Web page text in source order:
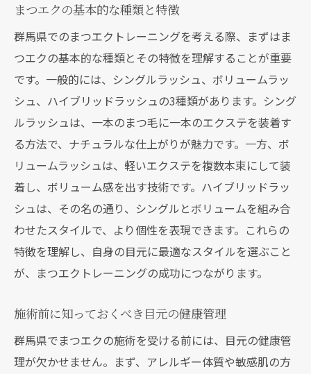
認定資格を持つトレーニング講師の重要性
トレーニング施設のカリキュラム内容の比
較
口コミや評判を基にした施設選びのコツ
最新技術やトレンドを取り入れた施設の探
し方
体験コースを利用して自分に合った施設を
見つける方法
サロン選びの鍵まつエクトレーニングにおける
施術者の技術力の重要性
技術力の高い施術者によるまつエクの違い
施術者の技術力とサービスのクオリティの
関連性
まつエクの基本的な種類と特徴
群馬県でのまつエクトレーニングを考える際、まずはま
つエクの基本的な種類とその特徴を理解することが重要
です。一般的には、シングルラッシュ、ボリュームラッ
シュ、ハイブリッドラッシュの3種類があります。シング
ルラッシュは、一本のまつ毛に一本のエクステを装着す
る方法で、ナチュラルな仕上がりが魅力です。一方、ボ
リュームラッシュは、軽いエクステを複数本束にして装
着し、ボリューム感を出す技術です。ハイブリッドラッ
シュは、その名の通り、シングルとボリュームを組み合
わせたスタイルで、より個性を表現できます。これらの
特徴を理解し、自身の目元に最適なスタイルを選ぶこと
が、まつエクトレーニングの成功につながります。
施術前に知っておくべき目元の健康管理
群馬県でまつエクの施術を受ける前には、目元の健康管
理が欠かせません。まず、アレルギー体質や敏感肌の方